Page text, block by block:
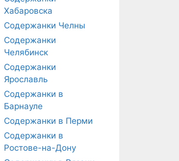
Хабаровска
Содержанки Челны
Содержанки
Челябинск
Содержанки
Ярославль
Содержанки в
Барнауле
Содержанки в Перми
Содержанки в
Ростове-на-Дону